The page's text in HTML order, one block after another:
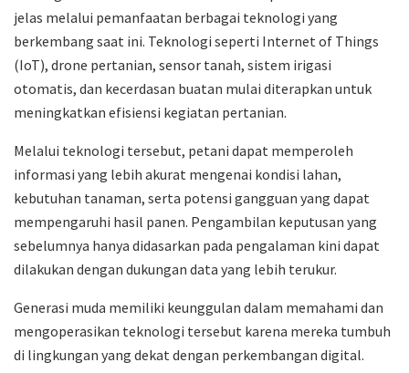
jelas melalui pemanfaatan berbagai teknologi yang
berkembang saat ini. Teknologi seperti Internet of Things
(IoT), drone pertanian, sensor tanah, sistem irigasi
otomatis, dan kecerdasan buatan mulai diterapkan untuk
meningkatkan efisiensi kegiatan pertanian.
Melalui teknologi tersebut, petani dapat memperoleh
informasi yang lebih akurat mengenai kondisi lahan,
kebutuhan tanaman, serta potensi gangguan yang dapat
mempengaruhi hasil panen. Pengambilan keputusan yang
sebelumnya hanya didasarkan pada pengalaman kini dapat
dilakukan dengan dukungan data yang lebih terukur.
Generasi muda memiliki keunggulan dalam memahami dan
mengoperasikan teknologi tersebut karena mereka tumbuh
di lingkungan yang dekat dengan perkembangan digital.